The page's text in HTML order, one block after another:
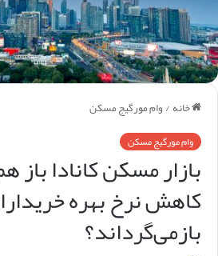
خانه/وام مورگیج مسکن
وام مورگیج مسکن
بازار مسکن کانادا
کاهش نرخ بهره
بازمی‌گرداند؟